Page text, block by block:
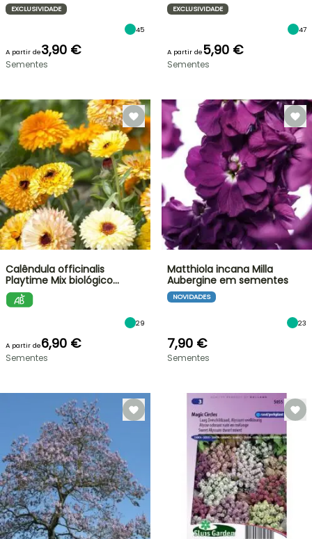
EXCLUSIVIDADE
45
A partir de3,90 €
Sementes
EXCLUSIVIDADE
47
A partir de5,90 €
Sementes
Calêndula officinalis
Playtime Mix biológico…
29
A partir de6,90 €
Sementes
Matthiola incana Milla
Aubergine em sementes
NOVIDADES
23
7,90 €
Sementes